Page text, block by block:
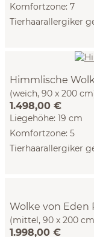
Komfortzone: 7
Tierhaarallergiker
Himmlische
(weich, 90 x 200
1.498,00 €
Liegehöhe: 19 cm
Komfortzone: 5
Tierhaarallergiker
Wolke von Eden
(mittel, 90 x 200
1.998,00 €